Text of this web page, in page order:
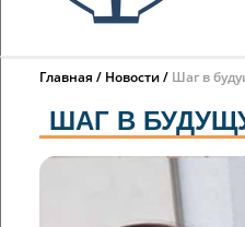
Главная Новости Шаг в
ШАГ В